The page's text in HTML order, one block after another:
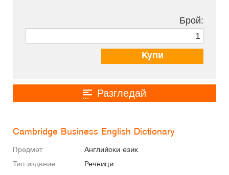
Брой:
Купи
Разгледай
Cambridge Business English Dictionary
Предмет Английски език
Тип издание Речници